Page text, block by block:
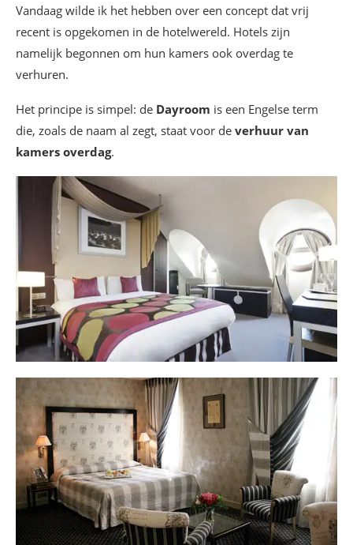
Vandaag wilde ik het hebben over een concept dat vrij
recent is opgekomen in de hotelwereld. Hotels zijn
namelijk begonnen om hun kamers ook overdag te
verhuren.
Het principe is simpel: de Dayroom is een Engelse term
die, zoals de naam al zegt, staat voor de verhuur van
kamers overdag.